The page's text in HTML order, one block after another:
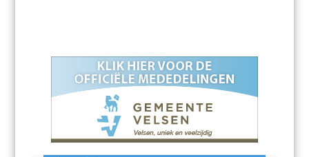
o
o
A
p
p
dI
n